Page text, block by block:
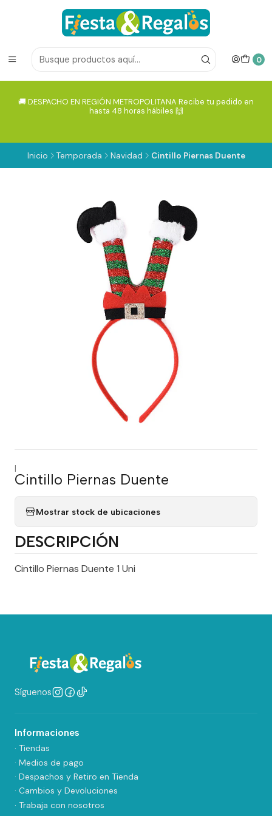
0
🚚 DESPACHO EN REGIÓN METROPOLITANA Recibe tu pedido en
hasta 48 horas hábiles 🙌
Inicio Temporada Navidad Cintillo Piernas Duente
|
Cintillo Piernas Duente
Mostrar stock de ubicaciones
DESCRIPCIÓN
Cintillo Piernas Duente 1 Uni
Síguenos
Informaciones
· Tiendas
· Medios de pago
· Despachos y Retiro en Tienda
· Cambios y Devoluciones
· Trabaja con nosotros